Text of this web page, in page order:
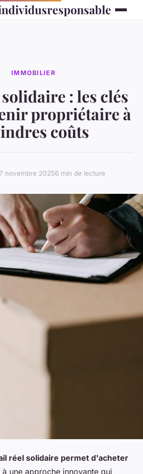
IMMOBILIER
: les clés
propriétaire à
coûts
novembre 20256 min de lecture
réel solidaire permet d'acheter
à une approche innovante qui